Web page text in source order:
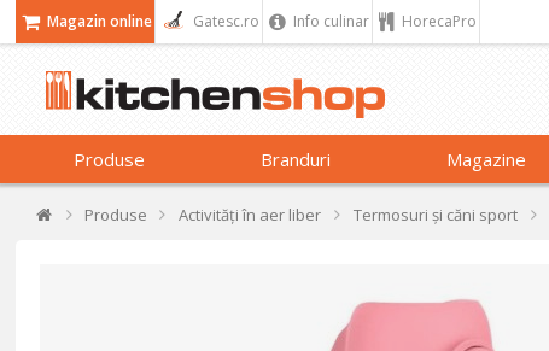
Magazin online Gatesc.ro Info culinar HorecaPro
Produse Branduri Magazine
Produse Activități în aer liber Termosuri și căni sport